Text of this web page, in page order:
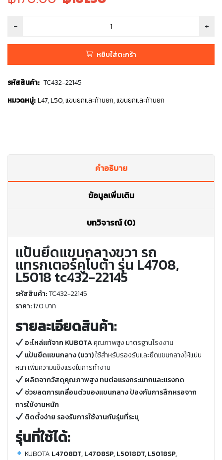
price
was:
หยิบใส่ตะกร้า
รหัสสินค้า: TC432-22145
หมวดหมู่: L47,L50,แขนยกและก้านยก,แขนยกและก้านยก
คำอธิบาย
ข้อมูลเพิ่มเติม
บทวิจารณ์ (0)
แป้นยึดแขนกลางขวา รถ
แทรกเตอร์คูโบต้า รุ่น L4708,
L5018 tc432-22145
รหัสสินค้า:TC432-22145
ราคา:170 บาท
รายละเอียดสินค้า:
อะไหล่แท้จาก KUBOTAคุณภาพสูง มาตรฐานโรงงาน
แป้นยึดแขนกลาง (ขวา)ใช้สำหรับรองรับและยึดแขนกลางให้แน่น
หนา เพิ่มความแข็งแรงในการทำงาน
ผลิตจากวัสดุคุณภาพสูง ทนต่อแรงกระแทกและแรงกด
ช่วยลดการเคลื่อนตัวของแขนกลาง ป้องกันการสึกหรอจาก
การใช้งานหนัก
ติดตั้งง่าย รองรับการใช้งานกับรุ่นที่ระบุ
รุ่นที่ใช้ได้:
KUBOTA L4708DT, L4708SP, L5018DT, L5018SP,